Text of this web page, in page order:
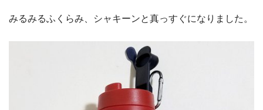
みるみるふくらみ、シャキーンと真っすぐになりました。